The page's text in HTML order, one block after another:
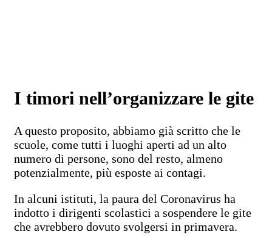
I timori nell’organizzare le gite
A questo proposito, abbiamo già scritto che le
scuole, come tutti i luoghi aperti ad un alto
numero di persone, sono del resto, almeno
potenzialmente, più esposte ai contagi.
In alcuni istituti, la paura del Coronavirus ha
indotto i dirigenti scolastici a sospendere le gite
che avrebbero dovuto svolgersi in primavera.